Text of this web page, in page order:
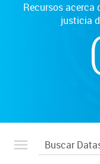
Recursos acerca
justicia